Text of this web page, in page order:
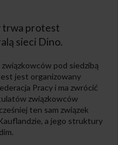
trwa protest
sieci Dino.
pod siedzibą
jest organizowany
Pracy i ma zwrócić
związkowców
ten sam związek
a jego struktury